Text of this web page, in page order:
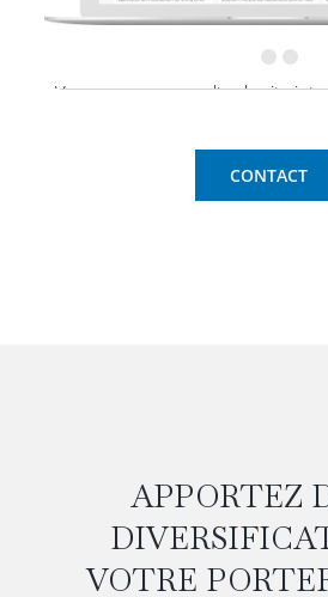
Vous pouvez consulter le site
opportunités qui correspondent
objectifs d’investissementCONTACT
APPORTEZ
VOTRE